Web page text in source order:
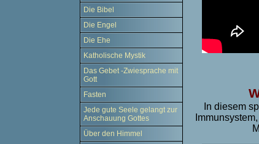
Die Bibel
Die Engel
Die Ehe
Katholische Mystik
Das Gebet -Zwiesprache mit
Gott
Fasten
Jede gute Seele gelangt zur
Anschauung Gottes
Über den Himmel
In diesem